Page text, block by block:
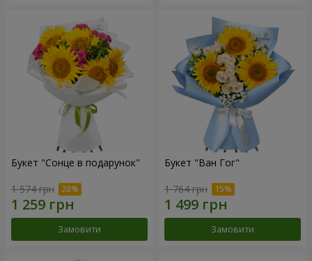
Букет "Сонце в подарунок"
1 574 грн
Замовити
Букет "Ван Гог"
1 764 грн
Замовити